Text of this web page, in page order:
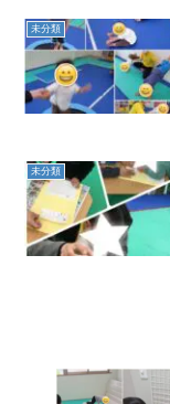
未分類
未分類